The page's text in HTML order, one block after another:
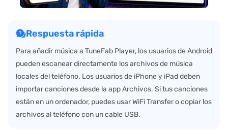
Respuesta rápida
Para añadir música a TuneFab Player, los usuarios de Android
pueden escanear directamente los archivos de música
locales del teléfono. Los usuarios de iPhone y iPad deben
importar canciones desde la app Archivos. Si tus canciones
están en un ordenador, puedes usar WiFi Transfer o copiar los
archivos al teléfono con un cable USB.